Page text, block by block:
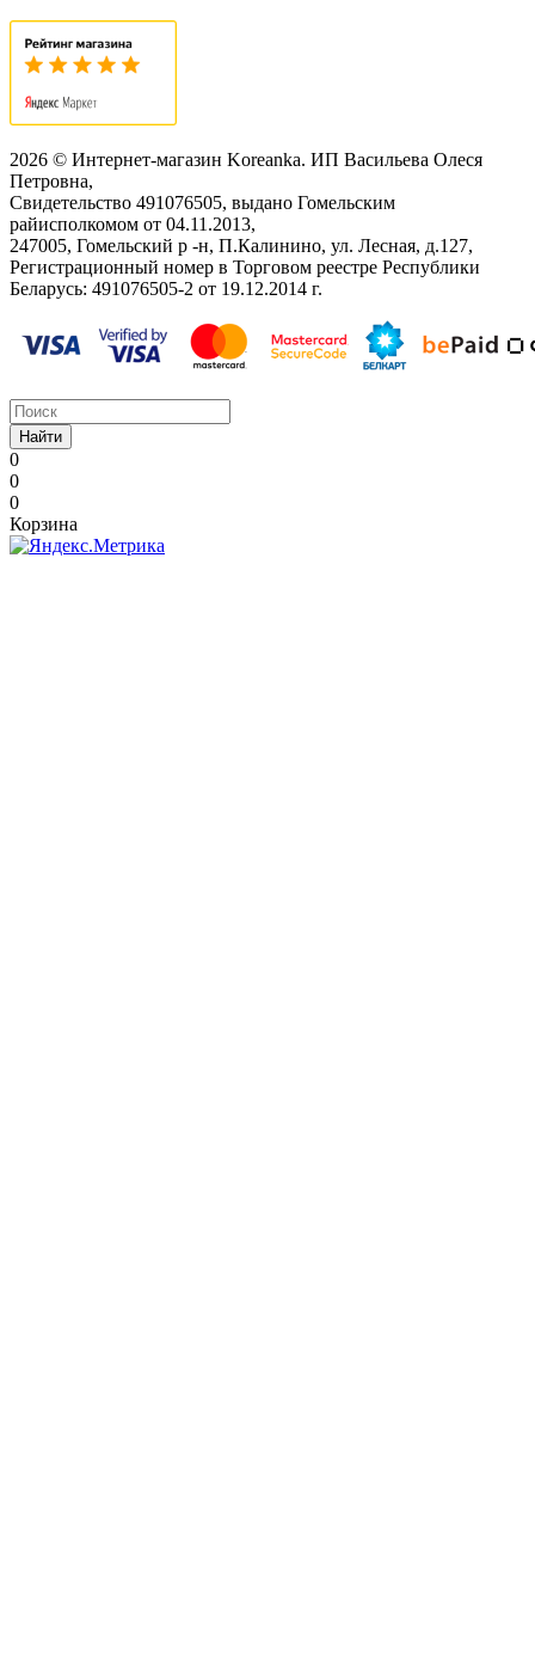
2026 © Интернет-магазин Koreanka. ИП Васильева Олеся
Петровна,
Свидетельство ‎491076505, выдано Гомельским
райисполкомом от 04.11.2013,
247005, Гомельский р -н, П.Калинино, ул. Лесная, д.127,
Регистрационный номер в Торговом реестре Республики
Беларусь: ‎491076505-2 от 19.12.2014 г.
Найти
0
0
0
Корзина